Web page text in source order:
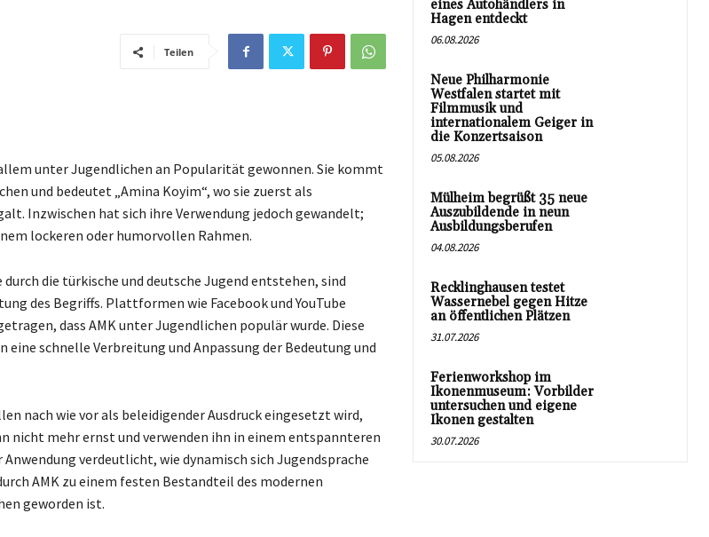
Teilen
unter Jugendlichen an Popularität gewonnen. Sie kommt
und bedeutet „Amina Koyim“, wo sie zuerst als
Inzwischen hat sich ihre Verwendung jedoch gewandelt;
lockeren oder humorvollen Rahmen.
die türkische und deutsche Jugend entstehen, sind
des Begriffs. Plattformen wie Facebook und YouTube
dass AMK unter Jugendlichen populär wurde. Diese
eine schnelle Verbreitung und Anpassung der Bedeutung und
nach wie vor als beleidigender Ausdruck eingesetzt wird,
nicht mehr ernst und verwenden ihn in einem entspannteren
verdeutlicht, wie dynamisch sich Jugendsprache
AMK zu einem festen Bestandteil des modernen
geworden ist.
eines Autohändlers in
Hagen entdeckt
06.08.2026
Neue Philharmonie
Westfalen startet mit
Filmmusik und
internationalem Geiger in
die Konzertsaison
05.08.2026
Mülheim begrüßt 35 neue
Auszubildende in neun
Ausbildungsberufen
04.08.2026
Recklinghausen testet
Wassernebel gegen Hitze
an öffentlichen Plätzen
31.07.2026
Ferienworkshop im
Ikonenmuseum: Vorbilder
untersuchen und eigene
Ikonen gestalten
30.07.2026